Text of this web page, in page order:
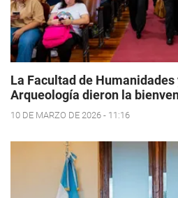
La Facultad de Humanidades
Arqueología dieron la
10 DE MARZO DE 2026 - 11:16